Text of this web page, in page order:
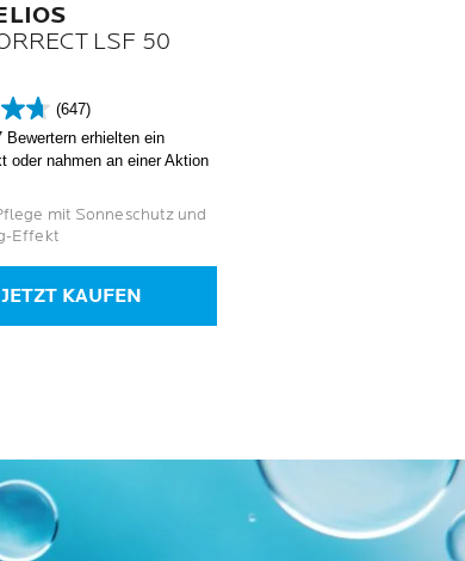
LSF 50
(647)
Bewertern erhielten ein
oder nahmen an einer Aktion
mit Sonneschutz und
Effekt
JETZT KAUFEN